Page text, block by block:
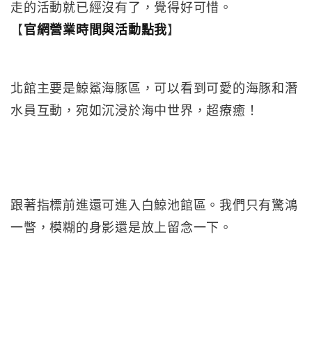
走的活動就已經沒有了，覺得好可惜。
【 官網營業時間與活動點我】
北館主要是鯨鯊海豚區，可以看到可愛的海豚和潛
水員互動，宛如沉浸於海中世界，超療癒！
跟著指標前進還可進入白鯨池館區。我們只有驚鴻
一瞥，模糊的身影還是放上留念一下。